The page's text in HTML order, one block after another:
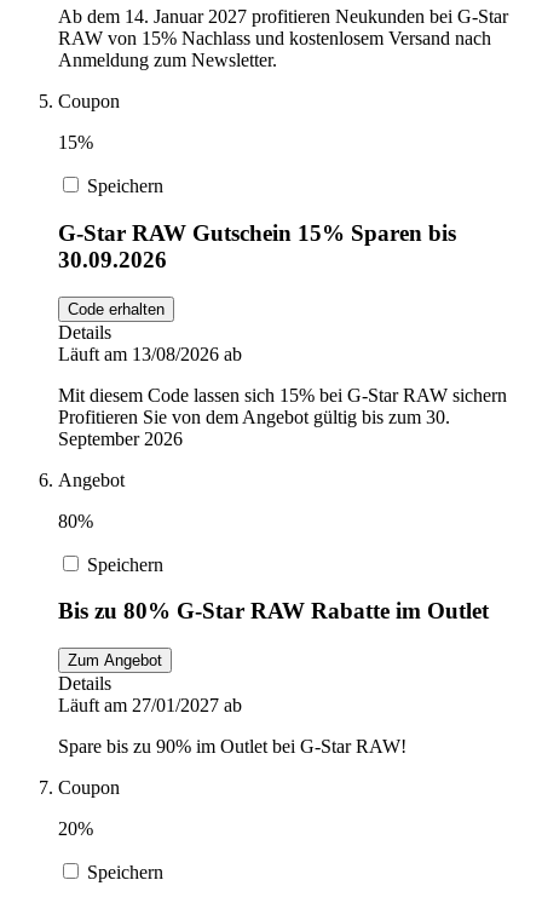
Ab dem 14. Januar 2027 profitieren Neukunden bei G-Star
RAW von 15% Nachlass und kostenlosem Versand nach
Anmeldung zum Newsletter.
Coupon
15%
Speichern
G-Star RAW Gutschein 15% Sparen bis
30.09.2026
Code erhalten
Details
Läuft am 13/08/2026 ab
Mit diesem Code lassen sich 15% bei G-Star RAW sichern
Profitieren Sie von dem Angebot gültig bis zum 30.
September 2026
Angebot
80%
Speichern
Bis zu 80% G-Star RAW Rabatte im Outlet
Zum Angebot
Details
Läuft am 27/01/2027 ab
Spare bis zu 90% im Outlet bei G-Star RAW!
Coupon
20%
Speichern